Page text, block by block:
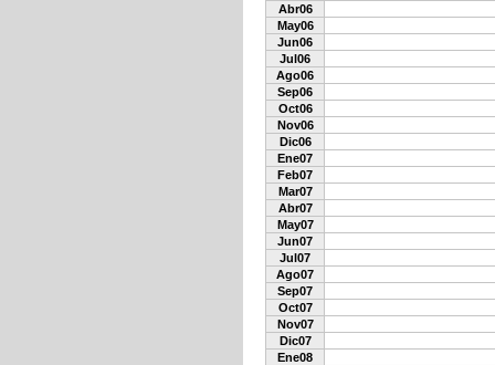
Abr06
May06
Jun06
Jul06
Ago06
Sep06
Oct06
Nov06
Dic06
Ene07
Feb07
Mar07
Abr07
May07
Jun07
Jul07
Ago07
Sep07
Oct07
Nov07
Dic07
Ene08